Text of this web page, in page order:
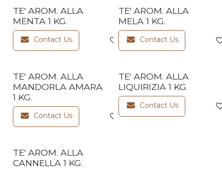
TE' AROM. ALLA
MENTA 1 KG.
Contact Us Add to wishlist
TE' AROM. ALLA
MELA 1 KG.
Contact Us
TE' AROM. ALLA
MANDORLA AMARA
1 KG.
Contact Us Add to wishlist
TE' AROM. ALLA
LIQUIRIZIA 1 KG.
Contact Us
TE' AROM. ALLA
CANNELLA 1 KG.